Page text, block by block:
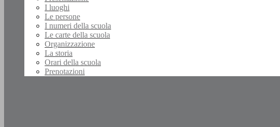
I luoghi
Le persone
I numeri della scuola
Le carte della scuola
Organizzazione
La storia
Orari della scuola
Prenotazioni